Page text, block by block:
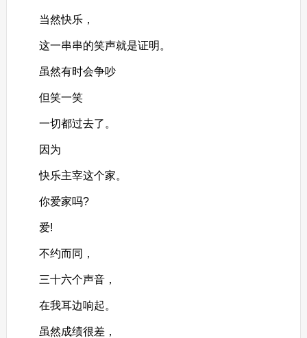
当然快乐，
这一串串的笑声就是证明。
虽然有时会争吵
但笑一笑
一切都过去了。
因为
快乐主宰这个家。
你爱家吗?
爱!
不约而同，
三十六个声音，
在我耳边响起。
虽然成绩很差，